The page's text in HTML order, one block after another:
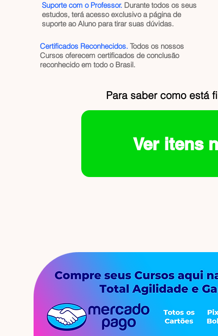
Suporte com o Professor. Durante todos os seus
estudos, terá acesso exclusivo a página de
suporte ao Aluno para tirar suas dúvidas.
Certificados Reconhecidos. Todos os nossos
Cursos oferecem certificados de conclusão
reconhecido em todo o Brasil.
Para saber como está
Ver itens